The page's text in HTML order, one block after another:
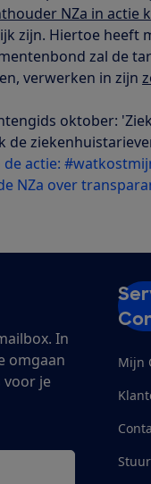
NZa in actie
zijn. Hiertoe heeft
zal de
verwerken in zijn
oktober:
de
de actie:
NZa over
In
omgaan
voor je
Mijn